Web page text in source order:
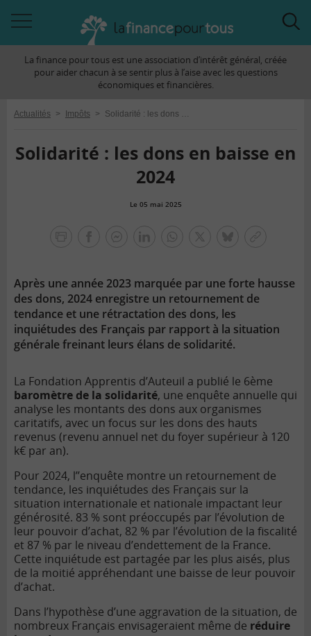
àLa finance pour tous est une association d’intérêt général, créée
pour aider chacun à se sentir plus à l’aise avec les questions
économiques et financières.
Actualités > Impôts > Solidarité : les dons en baisse en 2024
Solidarité : les dons en baisse en
2024
Le 05 mai 2025
Après une année 2023 marquée par une forte hausse
des dons, 2024 enregistre un retournement de
tendance et une rétractation des dons, les
inquiétudes des Français par rapport à la situation
générale freinant leurs élans de solidarité.
La Fondation Apprentis d’Auteuil a publié le 6ème
baromètre de la solidarité, une enquête annuelle qui
analyse les montants des dons aux organismes
caritatifs, avec un focus sur les dons des hauts
revenus (revenu annuel net du foyer supérieur à 120
k€ par an).
Pour 2024, l’’enquête montre un retournement de
tendance, les inquiétudes des Français sur la
situation internationale et nationale impactant leur
générosité. 83 % sont préoccupés par l’évolution de
leur pouvoir d’achat, 82 % par l’évolution de la fiscalité
et 87 % par le niveau d’endettement de la France.
Cette inquiétude est partagée par les plus aisés, plus
de la moitié appréhendant une baisse de leur pouvoir
d’achat.
Dans l’hypothèse d’une aggravation de la situation, de
nombreux Français envisageraient même de réduire